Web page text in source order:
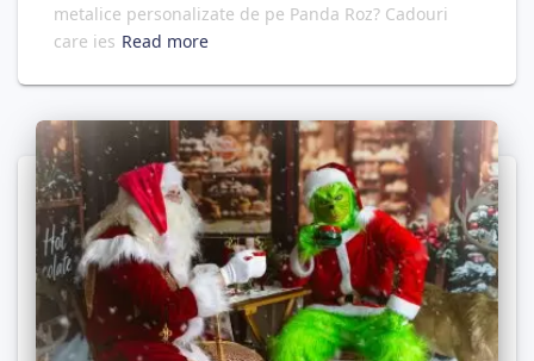
metalice personalizate de pe Panda Roz? Cadouri
care ies Read more